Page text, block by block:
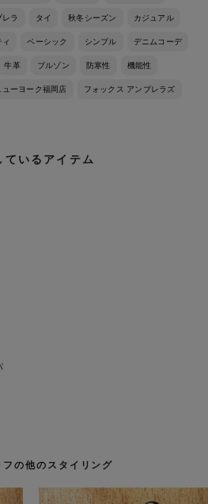
レラ タイ 秋冬シーズン カジュアル
ベーシック シンプル デニムコーデ
牛革 ブルゾン 防寒性 機能性
ーヨーク福岡店 フォックス アンブレラズ
ているアイテム
フの他のスタイリング